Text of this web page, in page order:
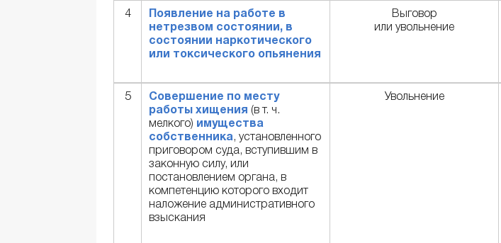
4
Появление на работе в
нетрезвом состоянии, в
состоянии наркотического
или токсического опьянения
Выговор
или увольнение
5
Совершение по месту
работы хищения (в т. ч.
мелкого) имущества
собственника, установленного
приговором суда, вступившим в
законную силу, или
постановлением органа, в
компетенцию которого входит
наложение административного
взыскания
Увольнение